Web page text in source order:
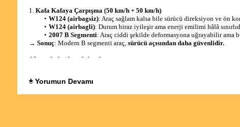
1. Kafa Kafaya Çarpışma (50 km/h + 50 km/h)
W124 (airbagsiz): Araç sağlam kalsa bile sürücü direksiyon ve ön
W124 (airbagli): Durum biraz iyileşir ama enerji emilimi hâlâ
2007 B Segmenti: Araç ciddi şekilde deformasyona uğrayabilir ama
→ Sonuç: Modern B segmenti araç, sürücü açısından daha güvenlidir.
AI cevabı bu, ben de katılıyorum.
Yorumun Devamı